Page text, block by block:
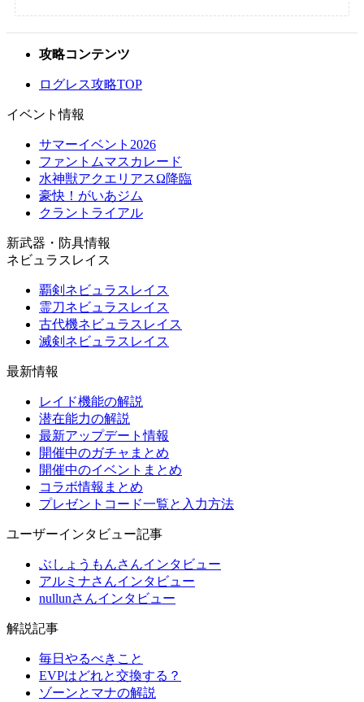
攻略コンテンツ
ログレス攻略TOP
イベント情報
サマーイベント2026
ファントムマスカレード
水神獣アクエリアスΩ降臨
豪快！がいあジム
クラントライアル
新武器・防具情報
ネビュラスレイス
覇剣ネビュラスレイス
霊刀ネビュラスレイス
古代機ネビュラスレイス
滅剣ネビュラスレイス
最新情報
レイド機能の解説
潜在能力の解説
最新アップデート情報
開催中のガチャまとめ
開催中のイベントまとめ
コラボ情報まとめ
プレゼントコード一覧と入力方法
ユーザーインタビュー記事
ぶしょうもんさんインタビュー
アルミナさんインタビュー
nullunさんインタビュー
解説記事
毎日やるべきこと
EVPはどれと交換する？
ゾーンとマナの解説